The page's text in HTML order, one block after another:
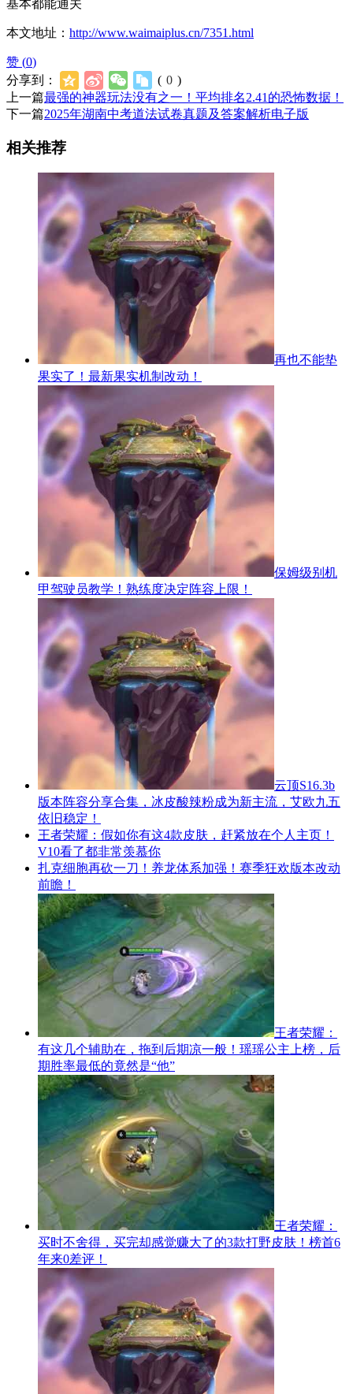
基本都能通关
本文地址： http://www.waimaiplus.cn/7351.html
赞 (0)
分享到：
( 0 )
上一篇最强的神器玩法没有之一！平均排名2.41的恐怖数据！
下一篇2025年湖南中考道法试卷真题及答案解析电子版
相关推荐
再也不能垫
果实了！最新果实机制改动！
保姆级别机
甲驾驶员教学！熟练度决定阵容上限！
云顶S16.3b
版本阵容分享合集，冰皮酸辣粉成为新主流，艾欧九五
依旧稳定！
王者荣耀：假如你有这4款皮肤，赶紧放在个人主页！
V10看了都非常羡慕你
扎克细胞再砍一刀！养龙体系加强！赛季狂欢版本改动
前瞻！
王者荣耀：
有这几个辅助在，拖到后期凉一般！瑶瑶公主上榜，后
期胜率最低的竟然是“他”
王者荣耀：
买时不舍得，买完却感觉赚大了的3款打野皮肤！榜首6
年来0差评！